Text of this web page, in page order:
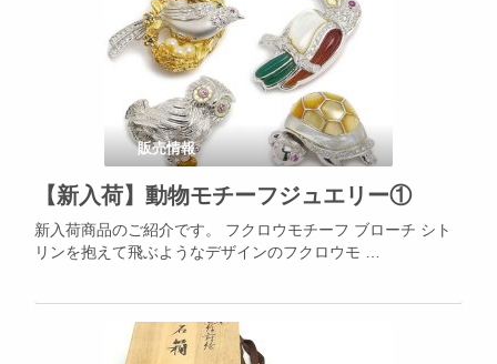
販売情報
【新入荷】動物モチーフジュエリー①
新入荷商品のご紹介です。 フクロウモチーフ ブローチ シト
リンを抱えて飛ぶようなデザインのフクロウモ …